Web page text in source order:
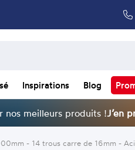
Inspirations Blog
nos meilleurs produits !J’en
- 14 trous carre de 16mm -